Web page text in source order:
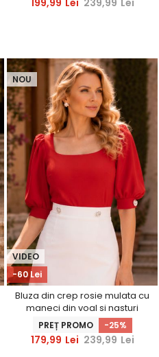
199,99 Lei 239,99 Lei
-60 Lei
VIDEO
NOU
Bluza din crep rosie mulata cu
maneci din voal si nasturi
decorativi- StarShinerS
PREȚ PROMO -25%
179,99 Lei 239,99 Lei